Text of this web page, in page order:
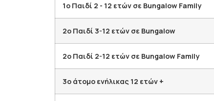
1o Παιδί 2 - 12 ετών σε Bungalow Family
2o Παιδί 3-12 ετών σε Bungalow
2o Παιδί 2-12 ετών σε Bungalow Family
3ο άτομο ενήλικας 12 ετών +